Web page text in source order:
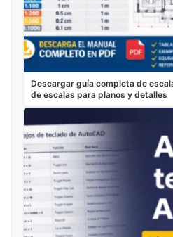
Descargar guía completa de
de escalas para planos y detalles